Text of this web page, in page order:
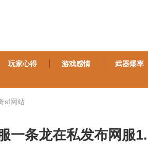
玩家心得 游戏感情 武器爆率
sf网站
一条龙在私发布网服